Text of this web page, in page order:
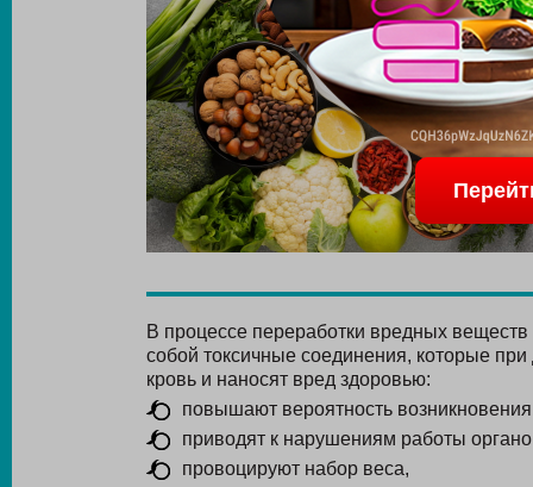
В процессе переработки вредных
собой токсичные соединения, которые
кровь и наносят вред здоровью:
повышают вероятность
приводят к нарушениям работы
провоцируют набор веса,